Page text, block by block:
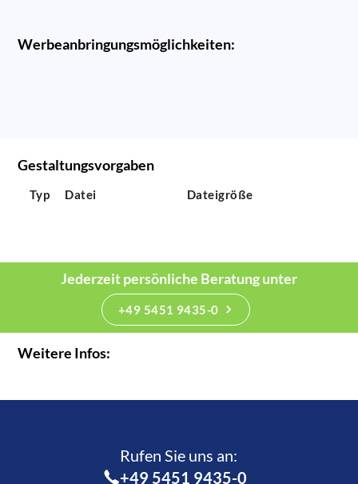
Werbeanbringungsmöglichkeiten:
Gestaltungsvorgaben
Typ Datei Dateigröße
Jederzeit persönliche Beratung unter
+49 5451 9435-0
Weitere Infos:
Rufen Sie uns an:­
+49 5451 9435-0